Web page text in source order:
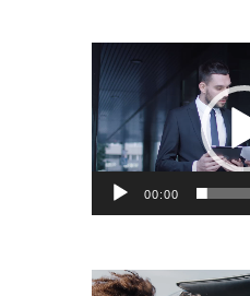
Video
Player
00:00
Video